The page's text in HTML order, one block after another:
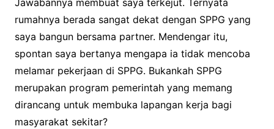
Jawabannya membuat saya terkejut. Ternyata
rumahnya berada sangat dekat dengan SPPG yang
saya bangun bersama partner. Mendengar itu,
spontan saya bertanya mengapa ia tidak mencoba
melamar pekerjaan di SPPG. Bukankah SPPG
merupakan program pemerintah yang memang
dirancang untuk membuka lapangan kerja bagi
masyarakat sekitar?